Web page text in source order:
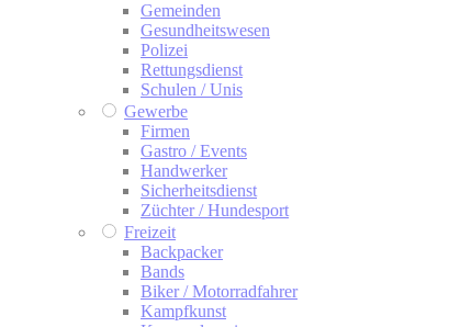
Gemeinden
Gesundheitswesen
Polizei
Rettungsdienst
Schulen / Unis
Gewerbe
Firmen
Gastro / Events
Handwerker
Sicherheitsdienst
Züchter / Hundesport
Freizeit
Backpacker
Bands
Biker / Motorradfahrer
Kampfkunst